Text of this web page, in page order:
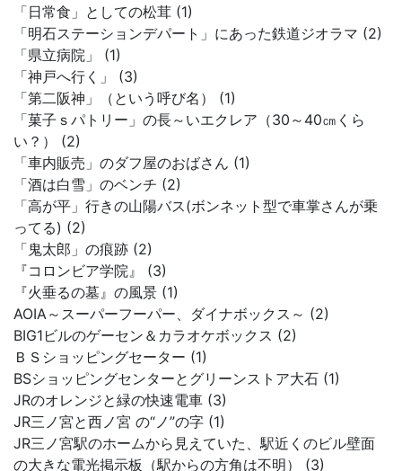
「日常食」としての松茸 (1)
「明石ステーションデパート」にあった鉄道ジオラマ (2)
「県立病院」 (1)
「神戸へ行く」 (3)
「第二阪神」（という呼び名） (1)
「菓子ｓパトリー」の長～いエクレア（30～40㎝くら
い？） (2)
「車内販売」のダフ屋のおばさん (1)
「酒は白雪」のベンチ (2)
「高が平」行きの山陽バス(ボンネット型で車掌さんが乗
ってる) (2)
「鬼太郎」の痕跡 (2)
『コロンビア学院』 (3)
『火垂るの墓』の風景 (1)
AOIA～スーパーフーパー、ダイナボックス～ (2)
BIG1ビルのゲーセン＆カラオケボックス (2)
ＢＳショッピングセーター (1)
BSショッピングセンターとグリーンストア大石 (1)
JRのオレンジと緑の快速電車 (3)
JR三ノ宮と西ノ宮 の“ノ”の字 (1)
JR三ノ宮駅のホームから見えていた、駅近くのビル壁面
の大きな電光掲示板（駅からの方角は不明） (3)